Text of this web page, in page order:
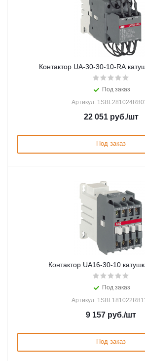
Контактор UA-30-30-10-RA
Под заказ
Артикул:
22 051руб./шт
Под заказ
Контактор UA16-30-10
Под заказ
Артикул:
9 157 руб./шт
Под заказ